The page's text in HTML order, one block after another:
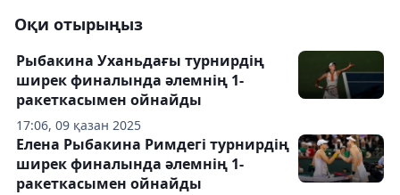
Оқи отырыңыз
17:06, 09 қазан 2025
Рыбакина Уханьдағы турнирдің
ширек финалында әлемнің 1-
ракеткасымен ойнайды
Елена Рыбакина Римдегі турнирдің
ширек финалында әлемнің 1-
ракеткасымен ойнайды